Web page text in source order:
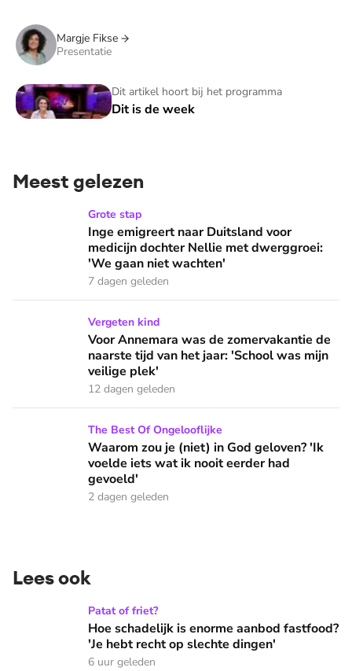
Margje Fikse
Presentatie
Dit artikel hoort bij het programma
Dit is de week
Dit is de week
Meest gelezen
Inge emigreert naar Duitsland voor medicijn dochter
Grote stap
Inge emigreert naar Duitsland voor
medicijn dochter Nellie met dwerggroei:
'We gaan niet wachten'
7 dagen geleden
Voor Annemara was de zomervakantie de naarste tijd van
Vergeten kind
Voor Annemara was de zomervakantie de
naarste tijd van het jaar: 'School was mijn
veilige plek'
12 dagen geleden
Waarom zou je (niet) in God geloven? 'Ik voelde iets wat
The Best Of Ongelooflijke
Waarom zou je (niet) in God geloven? 'Ik
voelde iets wat ik nooit eerder had
gevoeld'
2 dagen geleden
Lees ook
Hoe schadelijk is enorme aanbod fastfood? 'Je hebt recht
Patat of friet?
Hoe schadelijk is enorme aanbod fastfood?
'Je hebt recht op slechte dingen'
6 uur geleden